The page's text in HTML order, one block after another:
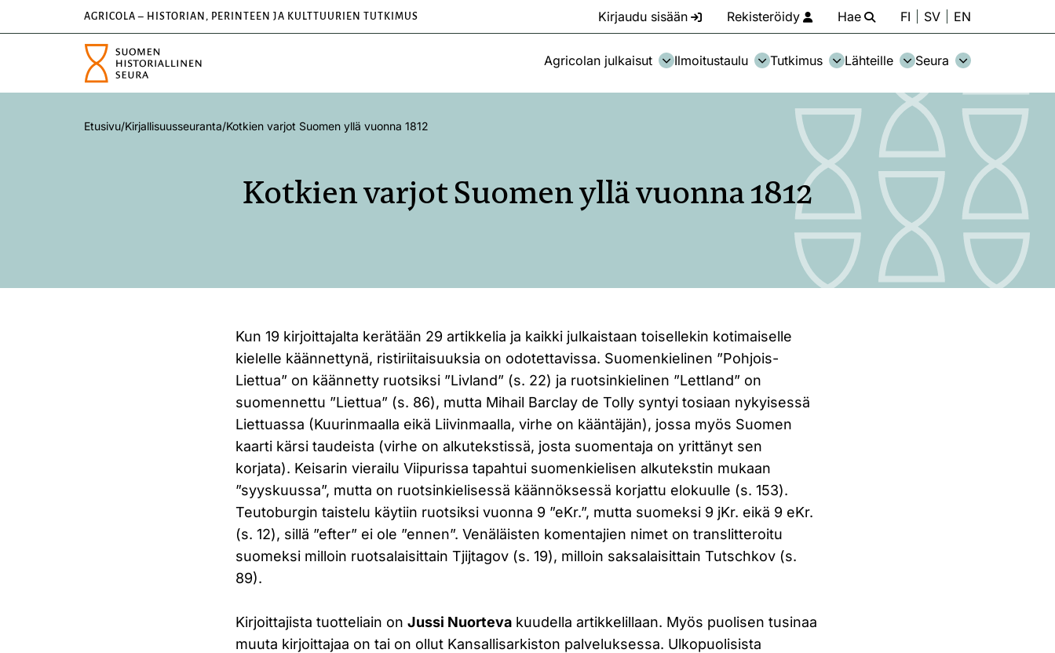
AGRICOLA – HISTORIAN, PERINTEEN JA KULTTUURIEN TUTKIMUS Kirjaudu sisään Rekisteröidy Hae FI SV EN
Agricolan julkaisut Ilmoitustaulu Tutkimus Lähteille Seura
Etusivu/Kirjallisuusseuranta/Kotkien varjot Suomen yllä vuonna 1812
Kotkien varjot Suomen yllä vuonna 1812
Kun 19 kirjoittajalta kerätään 29 artikkelia ja kaikki julkaistaan toisellekin kotimaiselle
kielelle käännettynä, ristiriitaisuuksia on odotettavissa. Suomenkielinen ”Pohjois-
Liettua” on käännetty ruotsiksi ”Livland” (s. 22) ja ruotsinkielinen ”Lettland” on
suomennettu ”Liettua” (s. 86), mutta Mihail Barclay de Tolly syntyi tosiaan nykyisessä
Liettuassa (Kuurinmaalla eikä Liivinmaalla, virhe on kääntäjän), jossa myös Suomen
kaarti kärsi taudeista (virhe on alkutekstissä, josta suomentaja on yrittänyt sen
korjata). Keisarin vierailu Viipurissa tapahtui suomenkielisen alkutekstin mukaan
”syyskuussa”, mutta on ruotsinkielisessä käännöksessä korjattu elokuulle (s. 153).
Teutoburgin taistelu käytiin ruotsiksi vuonna 9 ”eKr.”, mutta suomeksi 9 jKr. eikä 9 eKr.
(s. 12), sillä ”efter” ei ole ”ennen”. Venäläisten komentajien nimet on translitteroitu
suomeksi milloin ruotsalaisittain Tjijtagov (s. 19), milloin saksalaisittain Tutschkov (s.
89).
Kirjoittajista tuotteliain onJussi Nuorteva kuudella artikkelillaan. Myös puolisen tusinaa
muuta kirjoittajaa on tai on ollut Kansallisarkiston palveluksessa. Ulkopuolisista